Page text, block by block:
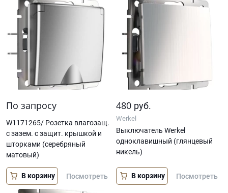
По запросу
W1171265/ Розетка влагозащ.
с зазем. с защит. крышкой и
шторками (серебряный
матовый)
В корзину Посмотреть
480 руб.
Werkel
Выключатель Werkel
одноклавишный (глянцевый
никель)
В корзину Посмотреть